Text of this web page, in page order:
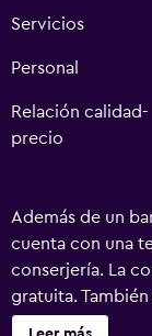
Servicios
Personal
Relación calidad-
precio
Además de un
cuenta con una
conserjería. La
gratuita.
turística y para la